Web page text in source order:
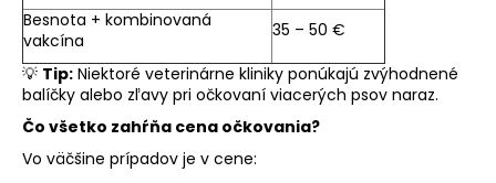
Besnota + kombinovaná
vakcína
35 – 50 €
💡 Tip: Niektoré veterinárne kliniky ponúkajú zvýhodnené
balíčky alebo zľavy pri očkovaní viacerých psov naraz.
Čo všetko zahŕňa cena očkovania?
Vo väčšine prípadov je v cene: